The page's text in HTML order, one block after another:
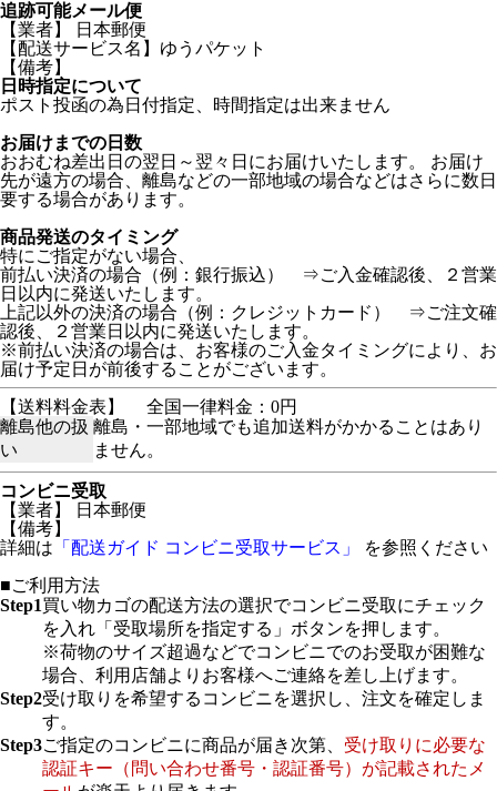
追跡可能メール便
【業者】 日本郵便
【配送サービス名】ゆうパケット
【備考】
日時指定について
ポスト投函の為日付指定、時間指定は出来ません
お届けまでの日数
おおむね差出日の翌日～翌々日にお届けいたします。 お届け
先が遠方の場合、離島などの一部地域の場合などはさらに数日
要する場合があります。
商品発送のタイミング
特にご指定がない場合、
前払い決済の場合（例：銀行振込） ⇒ご入金確認後、２営業
日以内に発送いたします。
上記以外の決済の場合（例：クレジットカード） ⇒ご注文確
認後、２営業日以内に発送いたします。
※前払い決済の場合は、お客様のご入金タイミングにより、お
届け予定日が前後することがございます。
【送料料金表】
全国一律料金：0円
離島他の扱
い
離島・一部地域でも追加送料がかかることはあり
ません。
コンビニ受取
【業者】 日本郵便
【備考】
詳細は 「配送ガイド コンビニ受取サービス」
を参照ください
■ご利用方法
Step1買い物カゴの配送方法の選択でコンビニ受取にチェック
を入れ「受取場所を指定する」ボタンを押します。
※荷物のサイズ超過などでコンビニでのお受取が困難な
場合、利用店舗よりお客様へご連絡を差し上げます。
Step2受け取りを希望するコンビニを選択し、注文を確定しま
す。
Step3ご指定のコンビニに商品が届き次第、 受け取りに必要な
認証キー（問い合わせ番号・認証番号）が記載されたメ